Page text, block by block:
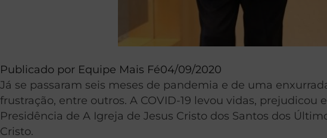
Publicado por Equipe Mais Fé04/09/2020
Já se passaram seis meses de pandemia e de uma
frustração, entre outros. A COVID-19 levou vidas,
Presidência de A Igreja de Jesus Cristo dos Santos dos
Cristo.